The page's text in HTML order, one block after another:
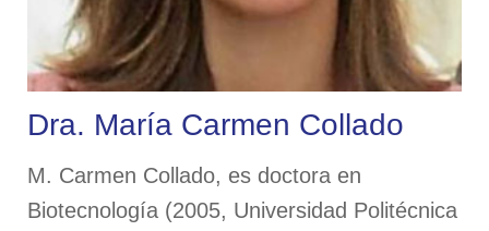
Dra. María Carmen Collado
M. Carmen Collado, es doctora en
Biotecnología (2005, Universidad Politécnica